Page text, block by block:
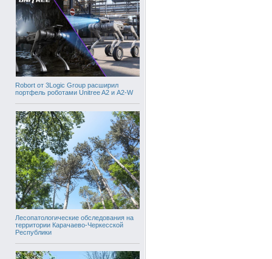
Robort от 3Logic Group расширил
портфель роботами Unitree A2 и A2-W
Лесопатологические обследования на
территории Карачаево-Черкесской
Республики